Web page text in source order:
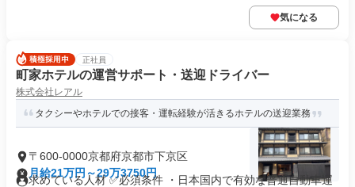
気になる
正社員
町家ホテルの運営サポート・送迎ドライバー
株式会社レアル
タクシーやホテルでの接客・運転経験が活きるホテルの送迎業務
〒600-0000京都府京都市下京区
月給21万円～29万3750円
求めている人材 ✅必須条件 ・日本国内で有効な普通自動車運